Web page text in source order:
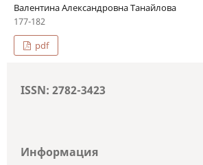
Валентина Александровна Танайлова
177-182
pdf
ISSN: 2782-3423
Информация